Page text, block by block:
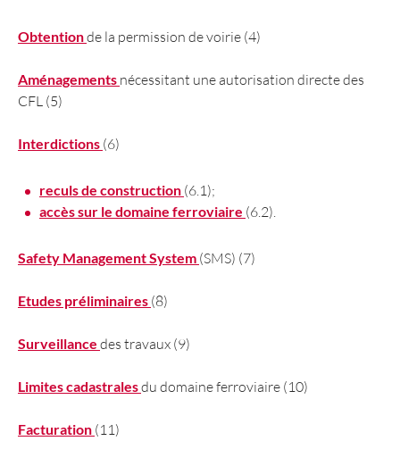
Obtentionde la permission de voirie (4)
Aménagements nécessitant une autorisation directe des
CFL (5)​
Interdictions (6)
reculs de construction (6.1);
accès sur le domaine ferroviaire (6.2).
Safety Management System (SMS) (7)
Etudes préliminaires (8)
Surveillance des travaux (9)
Limites cadastralesdu domaine ferroviaire (10)
Facturation (11)